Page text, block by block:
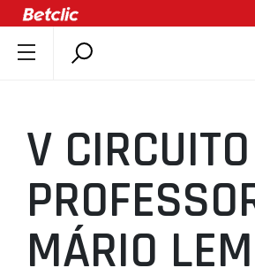
ÚLTIMAS
COMPETIÇÕES
ASSOCIAÇÕES
CLUBES
V CIRCUITO
MÁRIO